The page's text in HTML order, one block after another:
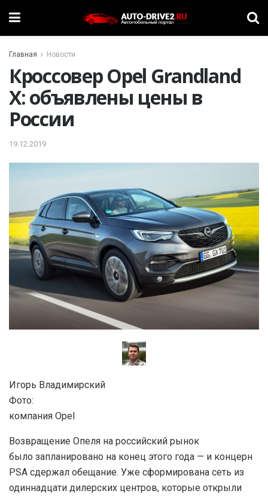
Главная Новости
Кроссовер Opel Grandland
X: объявлены цены в
России
19.12.2019
Игорь Владимирский
Фото:
компания Opel
Возвращение Опеля на российский рынок
было запланировано на конец этого года — и концерн
PSA сдержал обещание. Уже сформирована сеть из
одиннадцати дилерских центров, которые открыли